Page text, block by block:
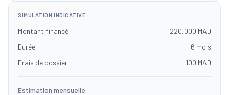
SIMULATION INDICATIVE
Montant financé
220,000 MAD
Durée
6 mois
Frais de dossier
100 MAD
Estimation mensuelle